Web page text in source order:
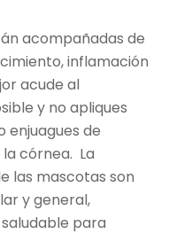
acompañadas de
inflamación
acude al
y no apliques
enjuagues de
córnea. La
las mascotas son
y general,
para